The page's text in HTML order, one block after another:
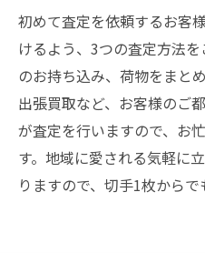
初めて査定を依頼するお客
けるよう、3つの査定方法
のお持ち込み、荷物をまと
出張買取など、お客様のご
が査定を行いますので、お
す。地域に愛される気軽に
りますので、切手1枚からで